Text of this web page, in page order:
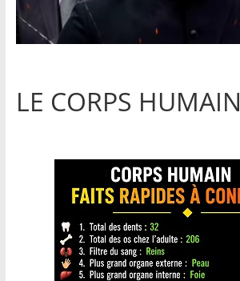
LE CORPS HUMAIN